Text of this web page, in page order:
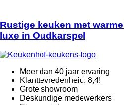
Rustige keuken met
luxe in Oudkarspel
Meer dan 40 jaar ervaring
Klanttevredenheid: 8,4!
Grote showroom
Deskundige medewerkers